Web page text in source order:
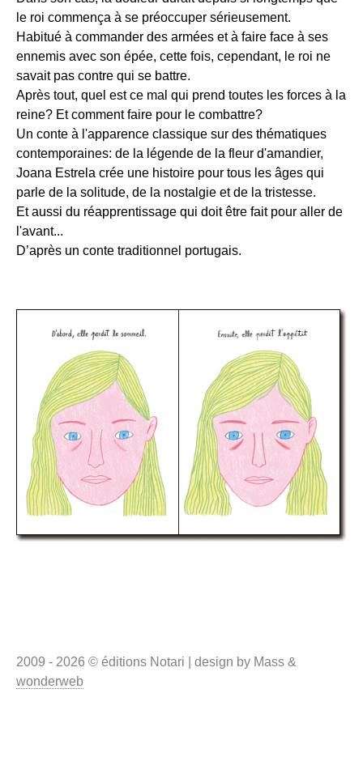
le roi commença à se préoccuper sérieusement.
Habitué à commander des armées et à faire face à ses
ennemis avec son épée, cette fois, cependant, le roi ne
savait pas contre qui se battre.
Après tout, quel est ce mal qui prend toutes les forces à la
reine? Et comment faire pour le combattre?
Un conte à l'apparence classique sur des thématiques
contemporaines: de la légende de la fleur d'amandier,
Joana Estrela crée une histoire pour tous les âges qui
parle de la solitude, de la nostalgie et de la tristesse.
Et aussi du réapprentissage qui doit être fait pour aller de
l'avant...
D’après un conte traditionnel portugais.
2009 - 2026 © éditions Notari | design by Mass &
wonderweb